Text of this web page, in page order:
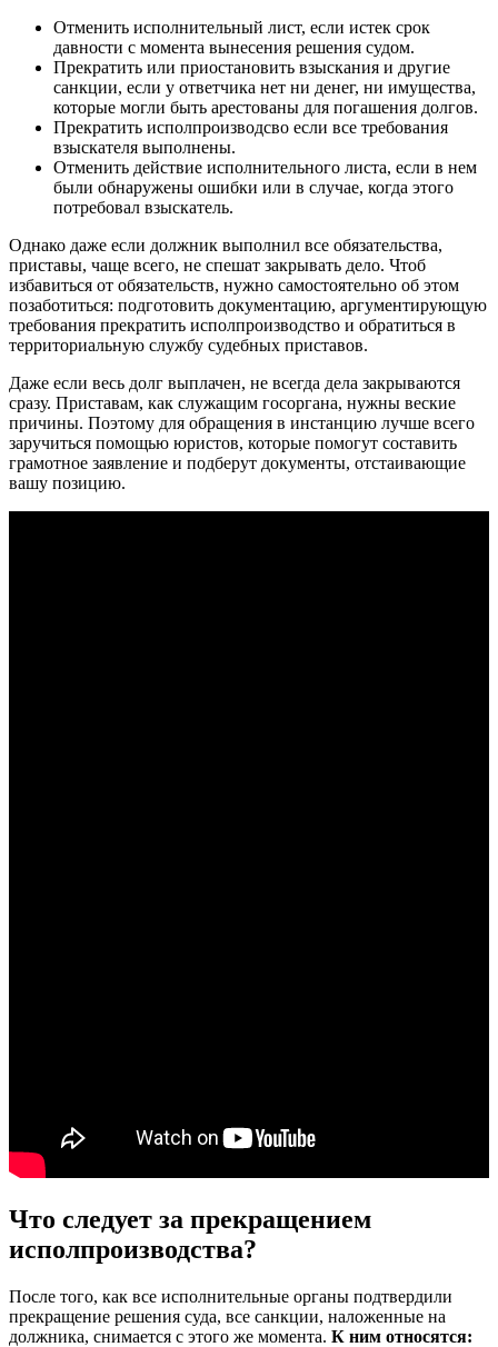
Отменить исполнительный лист, если истек срок
давности с момента вынесения решения судом.
Прекратить или приостановить взыскания и другие
санкции, если у ответчика нет ни денег, ни имущества,
которые могли быть арестованы для погашения долгов.
Прекратить исполпроизводсво если все требования
взыскателя выполнены.
Отменить действие исполнительного листа, если в нем
были обнаружены ошибки или в случае, когда этого
потребовал взыскатель.
Однако даже если должник выполнил все обязательства,
приставы, чаще всего, не спешат закрывать дело. Чтоб
избавиться от обязательств, нужно самостоятельно об этом
позаботиться: подготовить документацию, аргументирующую
требования прекратить исполпроизводство и обратиться в
территориальную службу судебных приставов.
Даже если весь долг выплачен, не всегда дела закрываются
сразу. Приставам, как служащим госоргана, нужны веские
причины. Поэтому для обращения в инстанцию лучше всего
заручиться помощью юристов, которые помогут составить
грамотное заявление и подберут документы, отстаивающие
вашу позицию.
Что следует за прекращением
исполпроизводства?
После того, как все исполнительные органы подтвердили
прекращение решения суда, все санкции, наложенные на
должника, снимается с этого же момента. К ним относятся: